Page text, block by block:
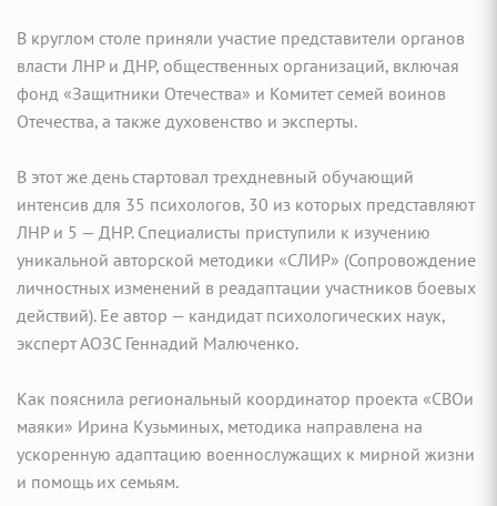
В круглом столе приняли участие представители органов
власти ЛНР и ДНР, общественных организаций, включая
фонд «Защитники Отечества» и Комитет семей воинов
Отечества, а также духовенство и эксперты.
В этот же день стартовал трехдневный обучающий
интенсив для 35 психологов, 30 из которых представляют
ЛНР и 5 — ДНР. Специалисты приступили к изучению
уникальной авторской методики «СЛИР» (Сопровождение
личностных изменений в реадаптации участников боевых
действий). Ее автор — кандидат психологических наук,
эксперт АОЗС Геннадий Малюченко.
Как пояснила региональный координатор проекта «СВОи
маяки» Ирина Кузьминых, методика направлена на
ускоренную адаптацию военнослужащих к мирной жизни
и помощь их семьям.